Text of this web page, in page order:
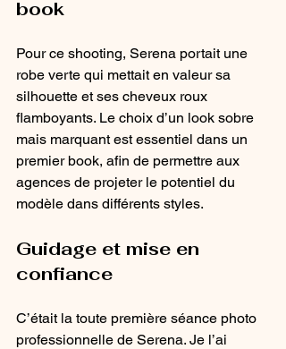
book
Pour ce shooting, Serena portait une
robe verte qui mettait en valeur sa
silhouette et ses cheveux roux
flamboyants. Le choix d’un look sobre
mais marquant est essentiel dans un
premier book, afin de permettre aux
agences de projeter le potentiel du
modèle dans différents styles.
Guidage et mise en
confiance
C’était la toute première séance photo
professionnelle de Serena. Je l’ai